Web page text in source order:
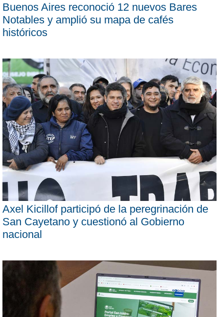
Buenos Aires reconoció 12 nuevos Bares
Notables y amplió su mapa de cafés
históricos
Axel Kicillof participó de la peregrinación de
San Cayetano y cuestionó al Gobierno
nacional